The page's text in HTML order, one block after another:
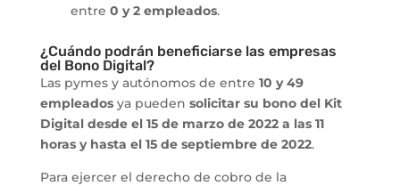
entre 0 y 2 empleados.
¿Cuándo podrán beneficiarse las empresas
del Bono Digital?
Las pymes y autónomos de entre 10 y 49
empleadosya pueden solicitar su bono del Kit
Digital desde el 15 de marzo de 2022 a las 11
horas y hasta el 15 de septiembre de 2022.
Para ejercer el derecho de cobro de la